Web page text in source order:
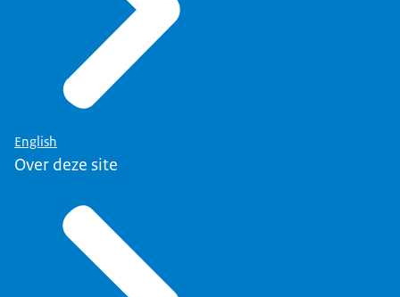
English
Over deze site